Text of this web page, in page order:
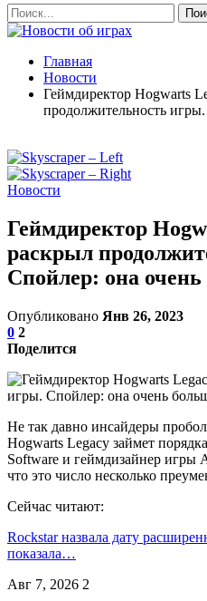
Главная
Новости
Геймдиректор Hogwarts
продолжительность
Новости
Геймдиректор
раскрыл
Спойлер: она
Опубликовано Янв 26, 2023
0 2
Поделится
Не так давно инсайдеры
Hogwarts Legacy займет
Software и геймдизайнер игры
что это число несколько
Сейчас читают:
Rockstar назвала дату
показала…
Авг 7, 2026 2